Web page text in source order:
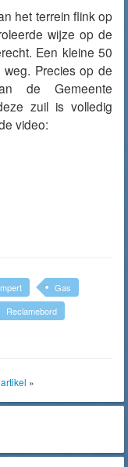
het terrein flink op
wijze op de
Een kleine 50
Precies op de
de Gemeente
zuil is volledig
video:
Gas
Reclamebord
»